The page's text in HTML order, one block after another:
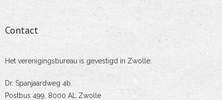
Contact
Het verenigingsbureau is gevestigd in Zwolle:
Dr. Spanjaardweg 4b.
Postbus 499, 8000 AL Zwolle